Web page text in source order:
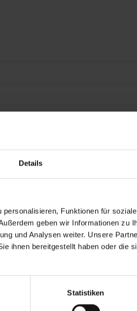
Details
Funktionen für
geben wir Informationen zu
und Analysen weiter. Unsere
ihnen bereitgestellt haben oder die
Statistiken
Flächen bspw. Lichtkuppeln